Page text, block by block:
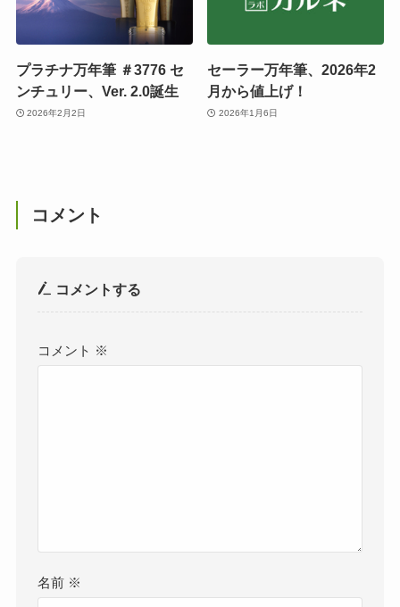
プラチナ万年筆 ＃3776 セ
ンチュリー、Ver. 2.0誕生
2026年2月2日
セーラー万年筆、2026年2
月から値上げ！
2026年1月6日
コメント
コメントする
コメント ※
名前 ※